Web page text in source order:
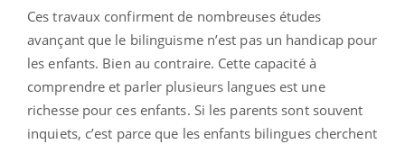
Ces travaux confirment de nombreuses études
avançant que le bilinguisme n’est pas un handicap pour
les enfants. Bien au contraire. Cette capacité à
comprendre et parler plusieurs langues est une
richesse pour ces enfants. Si les parents sont souvent
inquiets, c’est parce que les enfants bilingues cherchent